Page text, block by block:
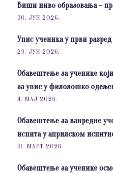
Виши ниво образовања –
30. ЈУН 2026.
Упис ученика у први разред
29. ЈУН 2026.
Обавештење за ученике
за упис у филолошко
4. МАЈ 2026.
Обавештење за ванредне
испита у априлском
31. МАРТ 2026.
Обавештење за ученике